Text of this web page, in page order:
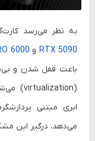
به نظر می‌رسد
RTX 5090 و 6000
باعث قفل شدن و
(virtualization) می‌شود. شرکت
ابری مبتنی
می‌دهد، درگیر این